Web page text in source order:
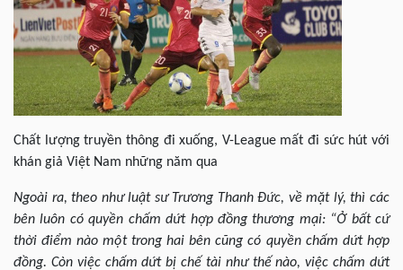
Chất lượng truyền thông đi xuống, V-League mất đi sức hút với
khán giả Việt Nam những năm qua
Ngoài ra, theo như luật sư Trương Thanh Đức, về mặt lý, thì các
bên luôn có quyền chấm dứt hợp đồng thương mại: “Ở bất cứ
thời điểm nào một trong hai bên cũng có quyền chấm dứt hợp
đồng. Còn việc chấm dứt bị chế tài như thế nào, việc chấm dứt